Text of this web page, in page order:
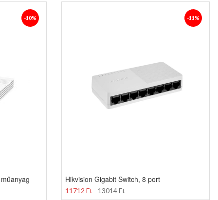
-10% -11%
Hikvision Gigabit Switch, 8 port
11712 Ft 13014 Ft